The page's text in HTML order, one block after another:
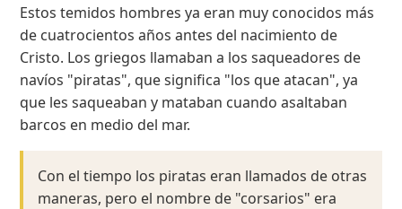
Estos temidos hombres ya eran muy conocidos más
de cuatrocientos años antes del nacimiento de
Cristo. Los griegos llamaban a los saqueadores de
navíos "piratas", que significa "los que atacan", ya
que les saqueaban y mataban cuando asaltaban
barcos en medio del mar.
Con el tiempo los piratas eran llamados de otras
maneras, pero el nombre de "corsarios" era